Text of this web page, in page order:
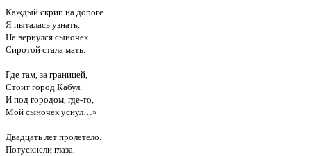
Каждый скрип на дороге
Я пыталась узнать.
Не вернулся сыночек.
Сиротой стала мать.
Где там, за границей,
Стоит город Кабул.
И под городом, где-то,
Мой сыночек уснул…»
Двадцать лет пролетело.
Потускнели глаза.